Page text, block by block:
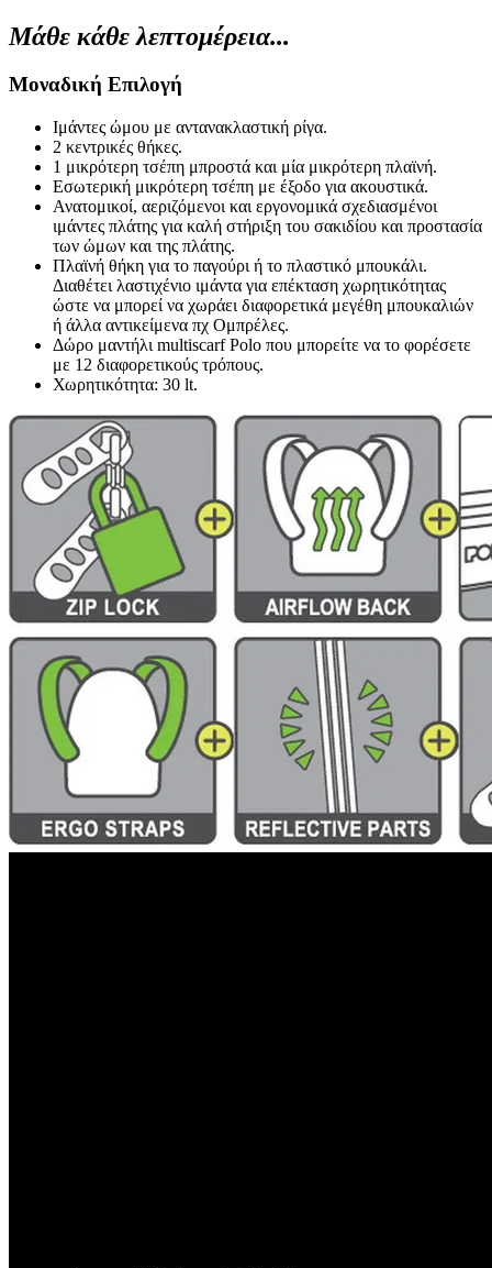
Μάθε κάθε λεπτομέρεια...
Mοναδική Επιλογή
Ιμάντες ώμου με αντανακλαστική ρίγα.
2 κεντρικές θήκες.
1 μικρότερη τσέπη μπροστά και μία μικρότερη πλαϊνή.
Εσωτερική μικρότερη τσέπη με έξοδο για ακουστικά.
Ανατομικοί, αεριζόμενοι και εργονομικά σχεδιασμένοι
ιμάντες πλάτης για καλή στήριξη του σακιδίου και προστασία
των ώμων και της πλάτης.
Πλαϊνή θήκη για το παγούρι ή το πλαστικό μπουκάλι.
Διαθέτει λαστιχένιο ιμάντα για επέκταση χωρητικότητας
ώστε να μπορεί να χωράει διαφορετικά μεγέθη μπουκαλιών
ή άλλα αντικείμενα πχ Ομπρέλες.
Δώρο μαντήλι multiscarf Polo που μπορείτε να το φορέσετε
με 12 διαφορετικούς τρόπους.
Χωρητικότητα: 30 lt.